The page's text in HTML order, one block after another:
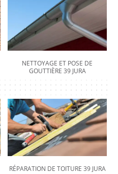
NETTOYAGE ET POSE DE
GOUTTIÈRE 39 JURA
RÉPARATION DE TOITURE 39 JURA